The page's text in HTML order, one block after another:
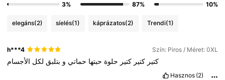
3%
87%
10%
elegáns(2) síelés(1) káprázatos(2) Trendi(1)
h***4 Szín: Piros / Méret: 0XL
كتير كتير كتير حلوة حبتها حماتي و بتلبق لكل الأجسام
Hasznos (2)